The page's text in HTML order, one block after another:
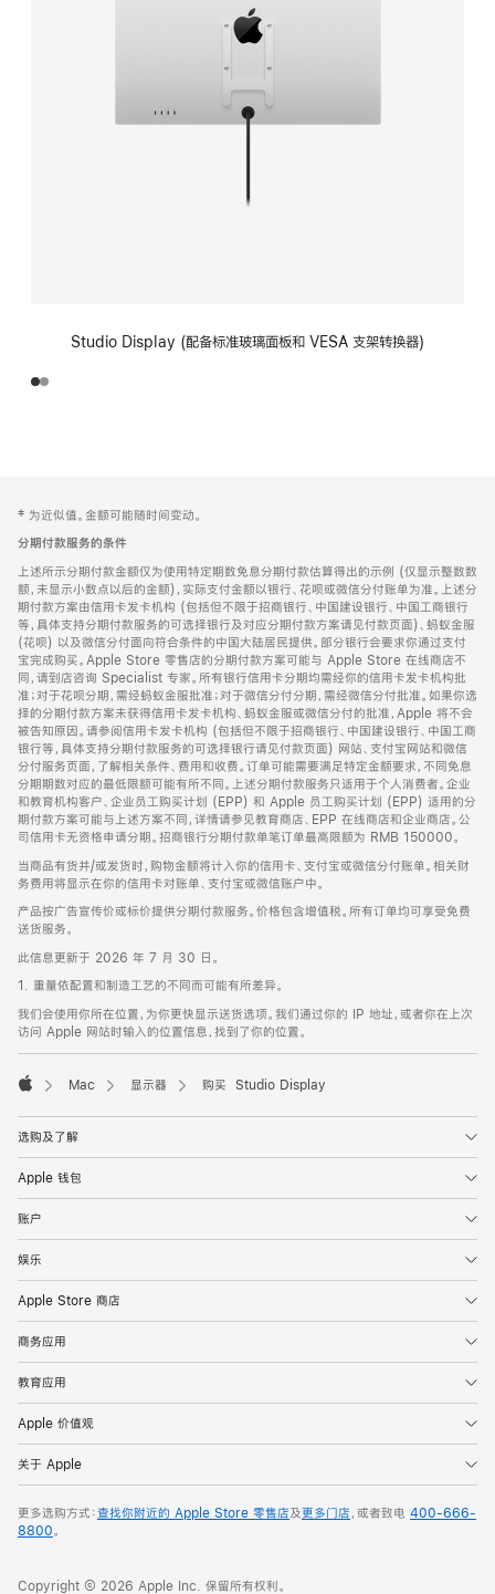
Studio Display (配备标准玻璃面板和 VESA 支架转换器)
页
页
脚
注
‡ 为近似值。金额可能随时间变动。
分期付款服务的条件
上述所示分期付款金额仅为使用特定期数免息分期付款估算得出的示例 (仅显示整数数
额，未显示小数点以后的金额)，实际支付金额以银行、花呗或微信分付账单为准。上述分
期付款方案由信用卡发卡机构 (包括但不限于招商银行、中国建设银行、中国工商银行
等，具体支持分期付款服务的可选择银行及对应分期付款方案请见付款页面)、蚂蚁金服
(花呗) 以及微信分付面向符合条件的中国大陆居民提供。部分银行会要求你通过支付
宝完成购买。Apple Store 零售店的分期付款方案可能与 Apple Store 在线商店不
同，请到店咨询 Specialist 专家。所有银行信用卡分期均需经你的信用卡发卡机构批
准；对于花呗分期，需经蚂蚁金服批准；对于微信分付分期，需经微信分付批准。如果你选
择的分期付款方案未获得信用卡发卡机构、蚂蚁金服或微信分付的批准，Apple 将不会
被告知原因。请参阅信用卡发卡机构 (包括但不限于招商银行、中国建设银行、中国工商
银行等，具体支持分期付款服务的可选择银行请见付款页面) 网站、支付宝网站和微信
分付服务页面，了解相关条件、费用和收费。订单可能需要满足特定金额要求，不同免息
分期期数对应的最低限额可能有所不同。上述分期付款服务只适用于个人消费者。企业
和教育机构客户、企业员工购买计划 (EPP) 和 Apple 员工购买计划 (EPP) 适用的分
期付款方案可能与上述方案不同，详情请参见教育商店、EPP 在线商店和企业商店。公
司信用卡无资格申请分期。招商银行分期付款单笔订单最高限额为 RMB 150000。
当商品有货并/或发货时，购物金额将计入你的信用卡、支付宝或微信分付账单。相关财
务费用将显示在你的信用卡对账单、支付宝或微信账户中。
产品按广告宣传价或标价提供分期付款服务。价格包含增值税。所有订单均可享受免费
送货服务。
此信息更新于 2026 年 7 月 30 日。
1. 重量依配置和制造工艺的不同而可能有所差异。
我们会使用你所在位置，为你更快显示送货选项。我们通过你的 IP 地址，或者你在上次
访问 Apple 网站时输入的位置信息，找到了你的位置。
Mac 显示器 购买 Studio Display
选购及了解
Apple 钱包
账户
娱乐
Apple Store 商店
商务应用
教育应用
Apple 价值观
关于 Apple
更多选购方式：查找你附近的 Apple Store 零售店及更多门店，或者致电 400-666-
8800。
Copyright © 2026 Apple Inc. 保留所有权利。